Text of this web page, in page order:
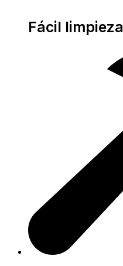
Fácil limpieza